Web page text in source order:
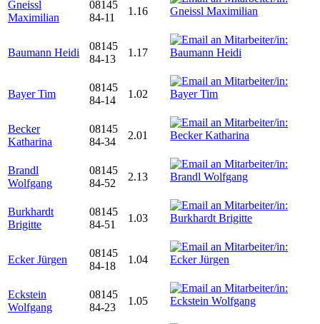
Gneissl
Maximilian
08145
84-11
1.16
Baumann Heidi
08145
84-13
1.17
Bayer Tim
08145
84-14
1.02
Becker
Katharina
08145
84-34
2.01
Brandl
Wolfgang
08145
84-52
2.13
Burkhardt
Brigitte
08145
84-51
1.03
Ecker Jürgen
08145
84-18
1.04
Eckstein
Wolfgang
08145
84-23
1.05